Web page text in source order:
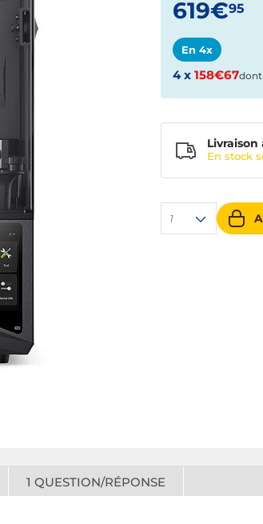
619€95
En 4x
4 x 158€67dont
1
En stock
1 QUESTION/RÉPONSE